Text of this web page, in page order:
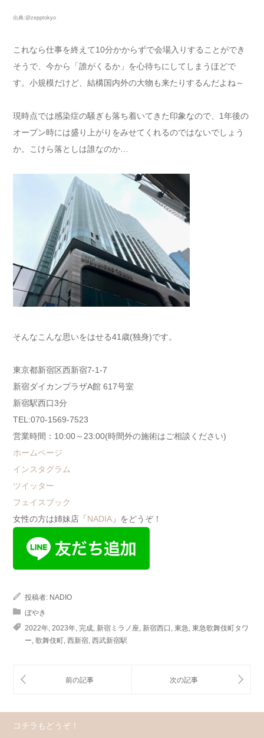
出典:@zepptokyo
これなら仕事を終えて10分かからずで会場入りすることができ
そうで、今から「誰がくるか」を心待ちにしてしまうほどで
す。小規模だけど、結構国内外の大物も来たりするんだよね～
現時点では感染症の騒ぎも落ち着いてきた印象なので、1年後の
オープン時には盛り上がりをみせてくれるのではないでしょう
か。こけら落としは誰なのか…
そんなこんな思いをはせる41歳(独身)です。
東京都新宿区西新宿7-1-7
新宿ダイカンプラザA館 617号室
新宿駅西口3分
TEL:070-1569-7523
営業時間：10:00～23:00(時間外の施術はご相談ください)
ホームページ
インスタグラム
ツイッター
フェイスブック
女性の方は姉妹店「 NADIA 」をどうぞ！
投稿者: NADIO
ぼやき
2022年 2023年 完成 新宿ミラノ座 新宿西口 東急 東急歌舞伎町タワ
ー 歌舞伎町 西新宿 西武新宿駅
コチラもどうぞ！